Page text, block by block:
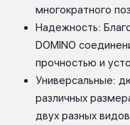
многократного
Надежность:
DOMINO
прочностью и
Универсальные:
различных
двух разных